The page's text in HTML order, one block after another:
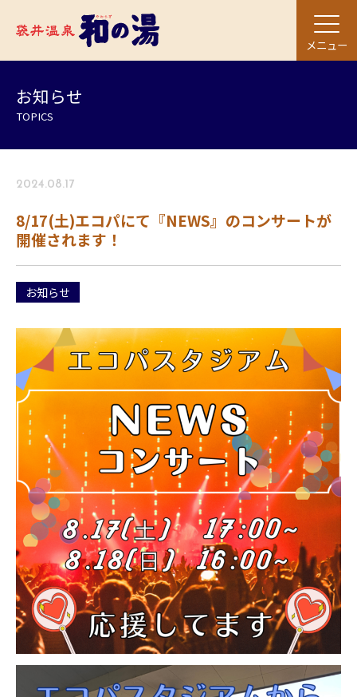
メニュー
お知らせ
TOPICS
2024.08.17
8/17(土)エコパにて『NEWS』のコンサートが
開催されます！
お知らせ